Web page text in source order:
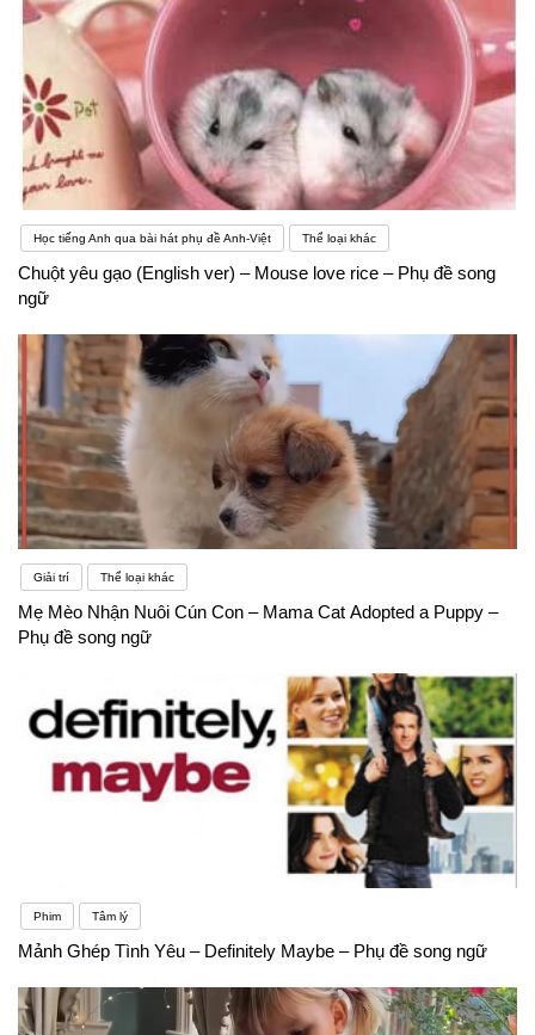
Học tiếng Anh qua bài hát phụ đề Anh-Việt Thể loại khác
Chuột yêu gạo (English ver) – Mouse love rice – Phụ đề song
ngữ
Giải trí Thể loại khác
Mẹ Mèo Nhận Nuôi Cún Con – Mama Cat Adopted a Puppy –
Phụ đề song ngữ
Phim Tâm lý
Mảnh Ghép Tình Yêu – Definitely Maybe – Phụ đề song ngữ